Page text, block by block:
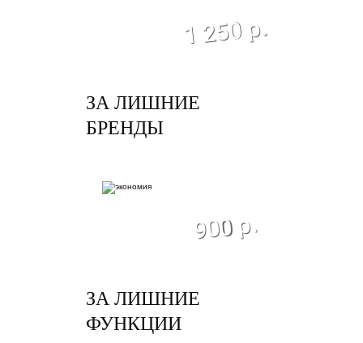
1 250 р.
ЗА ЛИШНИЕ
БРЕНДЫ
900 р.
ЗА ЛИШНИЕ
ФУНКЦИИ